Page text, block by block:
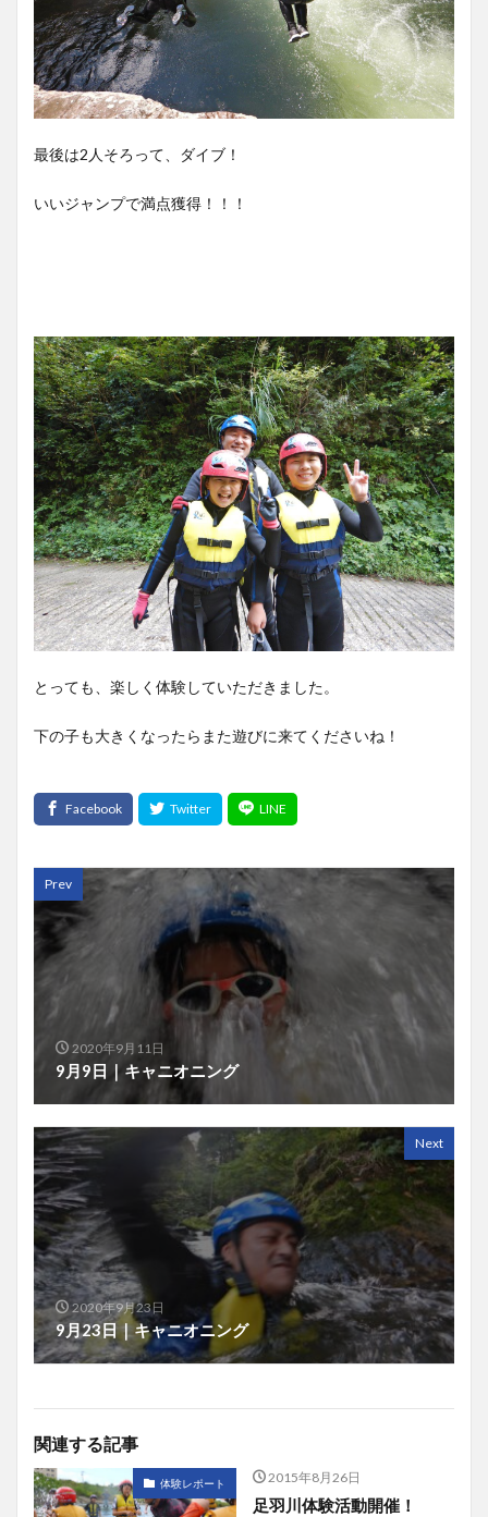
最後は2人そろって、ダイブ！
いいジャンプで満点獲得！！！
とっても、楽しく体験していただきました。
下の子も大きくなったらまた遊びに来てくださいね！
Prev
2020年9月11日
9月9日｜キャニオニング
Next
2020年9月23日
9月23日｜キャニオニング
関連する記事
体験レポート 2015年8月26日
足羽川体験活動開催！